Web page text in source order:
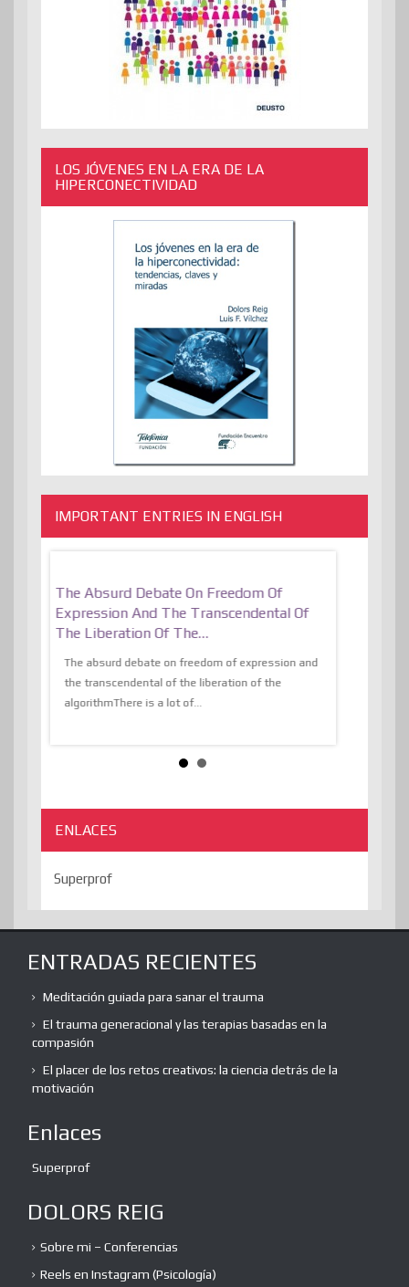
LOS JÓVENES EN LA ERA DE LA
HIPERCONECTIVIDAD
IMPORTANT ENTRIES IN ENGLISH
The Absurd Debate On Freedom Of
Expression And The Transcendental Of
The Liberation Of The…
The absurd debate on freedom of expression and
the transcendental of the liberation of the
algorithmThere is a lot of...
ENLACES
Superprof
ENTRADAS RECIENTES
Meditación guiada para sanar el trauma
El trauma generacional y las terapias basadas en la
compasión
El placer de los retos creativos: la ciencia detrás de la
motivación
Enlaces
Superprof
DOLORS REIG
Sobre mi – Conferencias
Reels en Instagram (Psicología)